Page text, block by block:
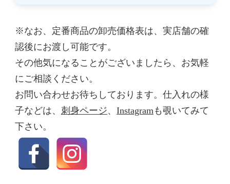
※なお、定番商品の卸売価格表は、実店舗の確
認後にお渡し可能です。
その他気になることがございましたら、お気軽
にご相談ください。
お問い合わせお待ちしております。仕入れの様
子などは、 刺身ページ、 Instagram も覗いてみて
下さい。